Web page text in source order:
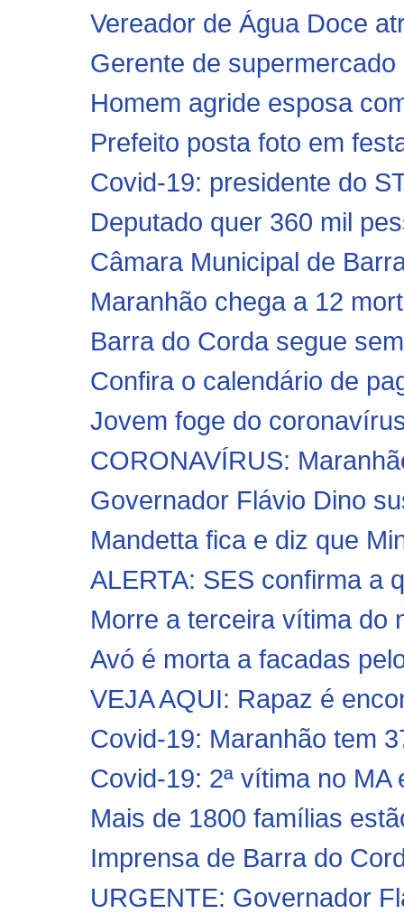
Vereador de Água Doce
Gerente de
Homem agride esposa
Prefeito posta foto em
Covid-19: presidente do
Deputado quer 360 mil
Câmara Municipal de
Maranhão chega a 12
Barra do Corda segue
Confira o calendário de
Jovem foge do
CORONAVÍRUS:
Governador Flávio Dino
Mandetta fica e diz que
ALERTA: SES confirma a
Morre a terceira vítima do
Avó é morta a facadas
VEJA AQUI: Rapaz é
Covid-19: Maranhão tem
Covid-19: 2ª vítima no
Mais de 1800 famílias
Imprensa de Barra do
URGENTE: Governador